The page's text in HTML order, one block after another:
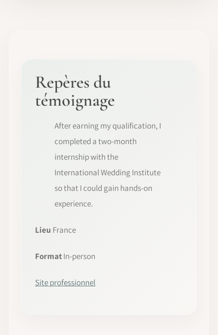
Repères du
témoignage
After earning my qualification, I
completed a two-month
internship with the
International Wedding Institute
so that I could gain hands-on
experience.
Lieu France
FormatIn-person
Site professionnel